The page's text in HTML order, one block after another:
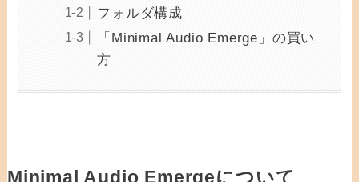
フォルダ構成
「Minimal Audio Emerge」の買い
方
Minimal Audio Emergeについて